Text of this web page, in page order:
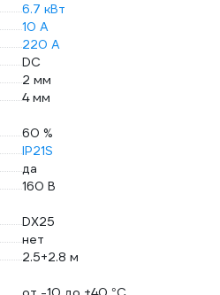
6.7 кВт
10 А
220 А
DC
2 мм
4 мм
60 %
IP21S
да
160 В
DX25
нет
2.5+2.8 м